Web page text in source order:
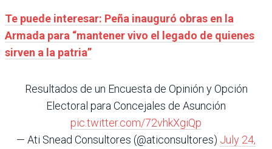
Te puede interesar: Peña inauguró obras en la
Armada para “mantener vivo el legado de quienes
sirven a la patria”
Resultados de un Encuesta de Opinión y Opción
Electoral para Concejales de Asunción
pic.twitter.com/72vhkXgiQp
— Ati Snead Consultores (@aticonsultores) July 24,